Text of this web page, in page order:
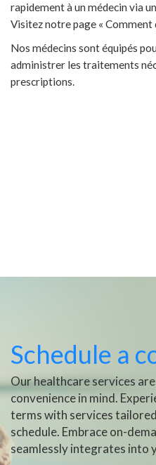
rapidement à un médecin via
Visitez notre page « Comment
Nos médecins sont équipés
administrer les traitements
prescriptions.
Schedule a
Our healthcare services
convenience in mind.
terms with services
schedule. Embrace on-
seamlessly integrates into